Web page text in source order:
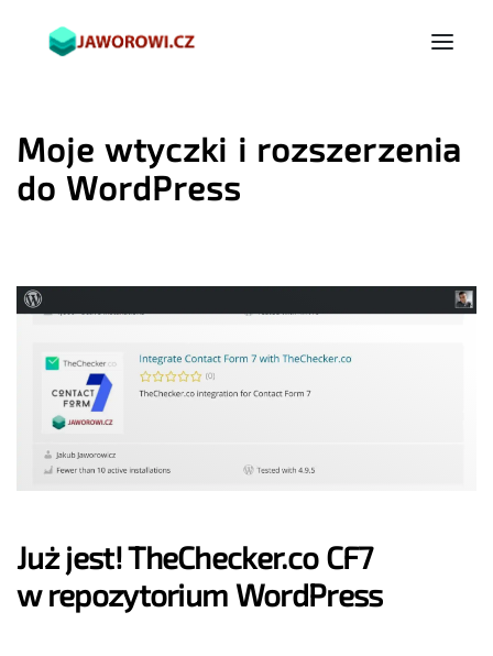
Moje wtyczki i rozszerzenia
do WordPress
Już jest! TheChecker.co CF7
w repozytorium WordPress